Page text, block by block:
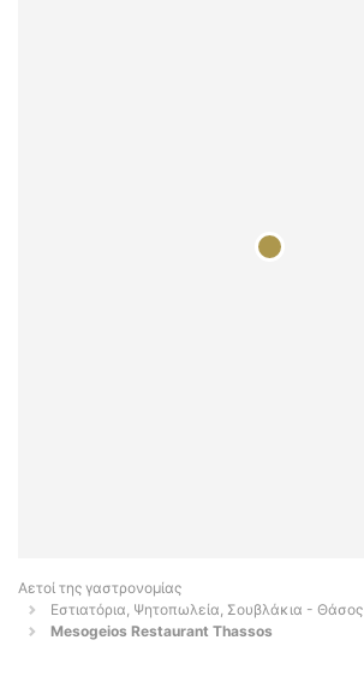
Αετοί της γαστρονομίας
Εστιατόρια, Ψητοπωλεία, Σουβλάκια - Θάσος
Mesogeios Restaurant Thassos